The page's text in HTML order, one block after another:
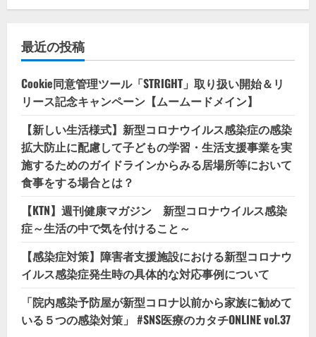
最近の投稿
Cookie同意管理ツール「STRIGHT」取り扱い開始＆リ
リース記念キャンペーン【ムームードメイン】
【新しい生活様式】新型コロナウイルス感染症の感染
拡大防止に配慮して子どもの学習・生活支援事業を実
施するためのガイドラインからみる居場所等において
食事をする場合とは？
【KTN】週刊健康マガジン 新型コロナウイルス感染
症～生活の中で気を付けること～
【感染症対策】障害者支援施設における新型コロナウ
イルス感染症発生時の具体的な対応事例について
「院内感染予防屋が新型コロナ以前から家族に勧めて
いる５つの感染対策」 #SNS医療のカタチONLINE vol.37